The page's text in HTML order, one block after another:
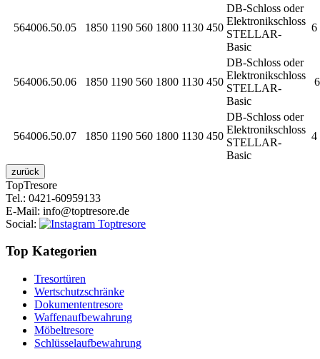
564006.50.05 1850 1190 560 1800 1130 450
DB-Schloss oder
Elektronikschloss
STELLAR-
Basic
6
564006.50.06 1850 1190 560 1800 1130 450
DB-Schloss oder
Elektronikschloss
STELLAR-
Basic
564006.50.07 1850 1190 560 1800 1130 450
DB-Schloss oder
Elektronikschloss
STELLAR-
Basic
4
TopTresore
Tel.: 0421-60959133
E-Mail: info@toptresore.de
Social:
Top Kategorien
Tresortüren
Wertschutzschränke
Dokumententresore
Waffenaufbewahrung
Möbeltresore
Schlüsselaufbewahrung